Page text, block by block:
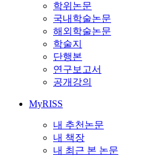
학위논문
국내학술논문
해외학술논문
학술지
단행본
연구보고서
공개강의
MyRISS
내 추천논문
내 책장
내 최근 본 논문